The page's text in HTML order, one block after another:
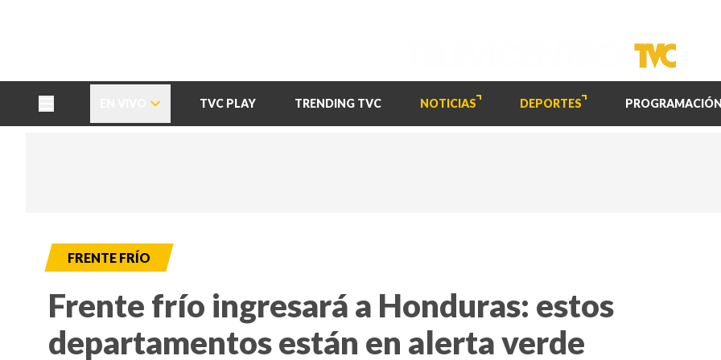
TVC PLAY TRENDING TVC NOTICIAS DEPORTES PROGRAMACIÓN
FRENTE FRÍO
Frente frío ingresará a Honduras: estos
departamentos están en alerta verde